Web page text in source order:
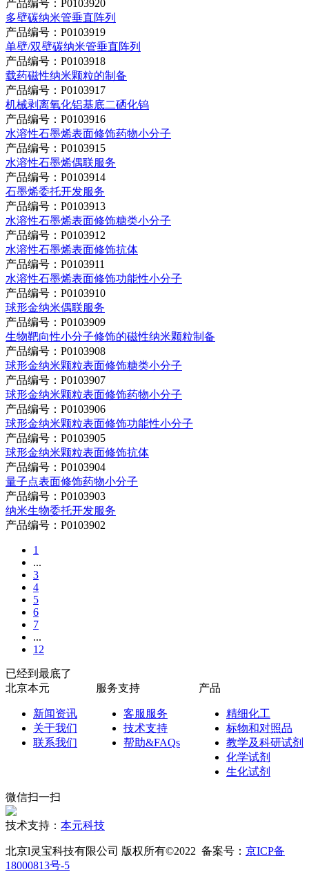
产品编号：P0103920
多壁碳纳米管垂直阵列
产品编号：P0103919
单壁/双壁碳纳米管垂直阵列
产品编号：P0103918
载药磁性纳米颗粒的制备
产品编号：P0103917
机械剥离氧化铝基底二硒化钨
产品编号：P0103916
水溶性石墨烯表面修饰药物小分子
产品编号：P0103915
水溶性石墨烯偶联服务
产品编号：P0103914
石墨烯委托开发服务
产品编号：P0103913
水溶性石墨烯表面修饰糖类小分子
产品编号：P0103912
水溶性石墨烯表面修饰抗体
产品编号：P0103911
水溶性石墨烯表面修饰功能性小分子
产品编号：P0103910
球形金纳米偶联服务
产品编号：P0103909
生物靶向性小分子修饰的磁性纳米颗粒制备
产品编号：P0103908
球形金纳米颗粒表面修饰糖类小分子
产品编号：P0103907
球形金纳米颗粒表面修饰药物小分子
产品编号：P0103906
球形金纳米颗粒表面修饰功能性小分子
产品编号：P0103905
球形金纳米颗粒表面修饰抗体
产品编号：P0103904
量子点表面修饰药物小分子
产品编号：P0103903
纳米生物委托开发服务
产品编号：P0103902
1
...
3
4
5
6
7
...
12
已经到最底了
北京本元
新闻资讯
关于我们
联系我们
服务支持
客服服务
技术支持
帮助&FAQs
产品
精细化工
标物和对照品
教学及科研试剂
化学试剂
生化试剂
微信扫一扫
技术支持： 本元科技
北京l灵宝科技有限公司 版权所有©2022 备案号： 京ICP备
18000813号-5